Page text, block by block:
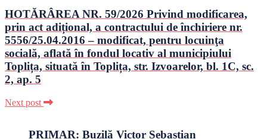
HOTĂRÂREA NR. 59/2026 Privind modificarea,
prin act adițional, a contractului de închiriere nr.
5556/25.04.2016 – modificat, pentru locuinţa
socială, aflată în fondul locativ al municipiului
Toplița, situată în Toplița, str. Izvoarelor, bl. 1C, sc.
2, ap. 5
Next post
PRIMAR: Buzilă Victor Sebastian